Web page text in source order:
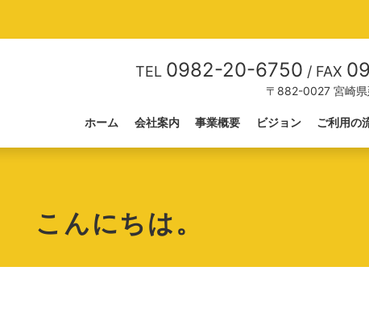
ホーム 会社案内 事業概要 ビジョン ご利用の
TEL 0982-20-6750 / FAX
〒882-0027 宮崎県
こんにちは。